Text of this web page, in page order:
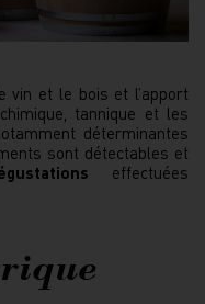
vin et le bois et l’apport
tannique et les
déterminantes
sont détectables et
effectuées